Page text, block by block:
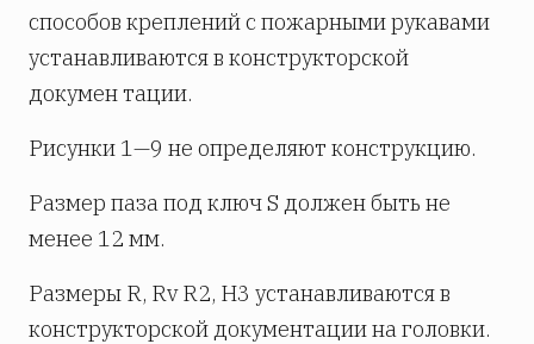
способов креплений с пожарными рукавами
устанавливаются в конструкторской
докумен­ тации.
Рисунки 1—9 не определяют конструкцию.
Размер паза под ключ S должен быть не
менее 12 мм.
Размеры R, Rv R2, Н3 устанавливаются в
конструкторской документации на головки.